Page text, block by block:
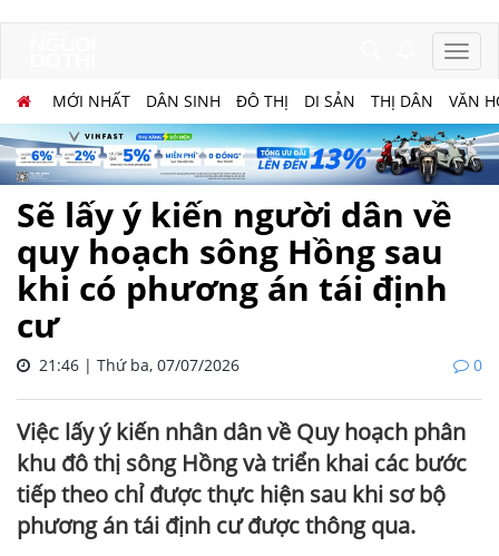
MỚI NHẤT DÂN SINH ĐÔ THỊ DI SẢN THỊ DÂN VĂN
Sẽ lấy ý kiến người dân về
quy hoạch sông Hồng sau
khi có phương án tái định
cư
21:46 | Thứ ba, 07/07/2026 0
Việc lấy ý kiến nhân dân về Quy hoạch phân
khu đô thị sông Hồng và triển khai các bước
tiếp theo chỉ được thực hiện sau khi sơ bộ
phương án tái định cư được thông qua.